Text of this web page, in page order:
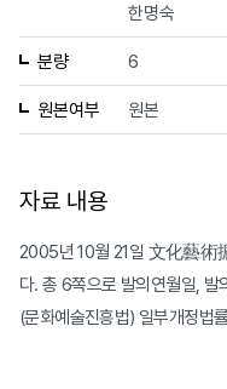
한명숙
분량 6
원본여부 원본
자료 내용
2005년 10월 21일 文化藝術
다. 총 6쪽으로 발의연월일,
(문화예술진흥법) 일부개정법